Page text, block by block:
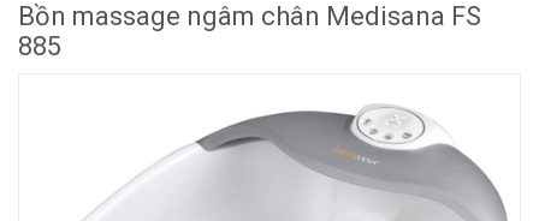
Bồn massage ngâm chân Medisana FS
885